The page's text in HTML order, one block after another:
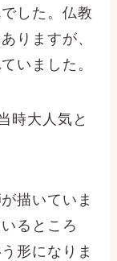
した。仏教
りますが、
いました。
時大人気と
描いていま
るところ
形になりま